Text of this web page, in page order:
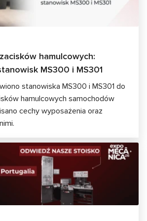
hamulcowych:
MS300 i MS301
stanowiska MS300 i MS301 do
hamulcowych samochodów
cechy wyposażenia oraz